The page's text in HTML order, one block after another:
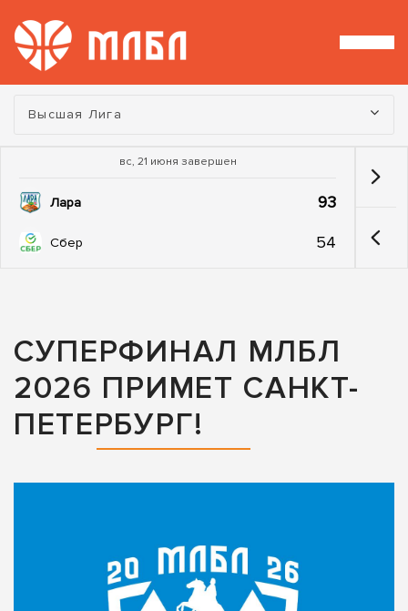
Турнир:
Высшая Лига
вс, 21 июня завершен
Лара 93
Сбер 54
СУПЕРФИНАЛ МЛБЛ
2026 ПРИМЕТ САНКТ-
ПЕТЕРБУРГ!